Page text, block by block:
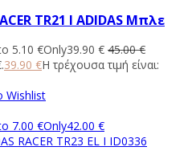
TR21 I ADIDAS Μπλε
5.10 €Only39.90 € 45.00€
39.90 €Η τρέχουσα τιμή είναι:
Wishlist
7.00 €Only42.00 €